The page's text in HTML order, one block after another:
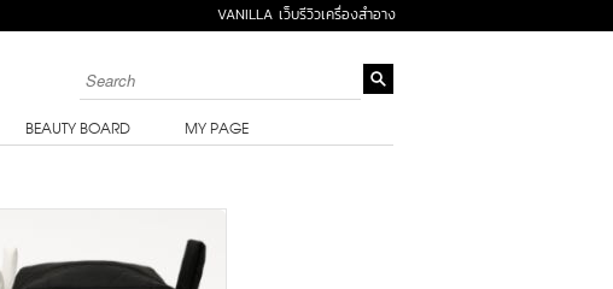
VANILLA เว็บรีวิวเครื่องสำอาง
BEAUTY BOARD MY PAGE